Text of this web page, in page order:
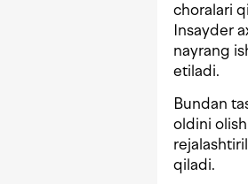
choralari
Insayder
nayrang
etiladi.
Bundan
oldini
qiladi.